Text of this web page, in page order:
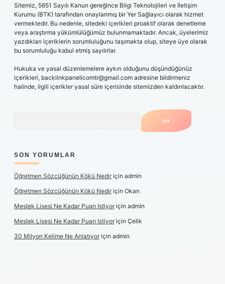
Sitemiz, 5651 Sayılı Kanun gereğince Bilgi Teknolojileri ve İletişim
Kurumu (BTK) tarafından onaylanmış bir Yer Sağlayıcı olarak hizmet
vermektedir. Bu nedenle, sitedeki içerikleri proaktif olarak denetleme
veya araştırma yükümlülüğümüz bulunmamaktadır. Ancak, üyelerimiz
yazdıkları içeriklerin sorumluluğunu taşımakta olup, siteye üye olarak
bu sorumluluğu kabul etmiş sayılırlar.
Hukuka ve yasal düzenlemelere aykırı olduğunu düşündüğünüz
içerikleri, backlinkpanelicomtr@gmail.com adresine bildirmeniz
halinde, ilgili içerikler yasal süre içerisinde sitemizden kaldırılacaktır.
SON YORUMLAR
Öğretmen Sözcüğünün Kökü Nediriçin admin
Öğretmen Sözcüğünün Kökü Nediriçin Okan
Meslek Lisesi Ne Kadar Puan Istiyoriçin admin
Meslek Lisesi Ne Kadar Puan Istiyoriçin Çelik
30 Milyon Kelime Ne Anlatıyoriçin admin